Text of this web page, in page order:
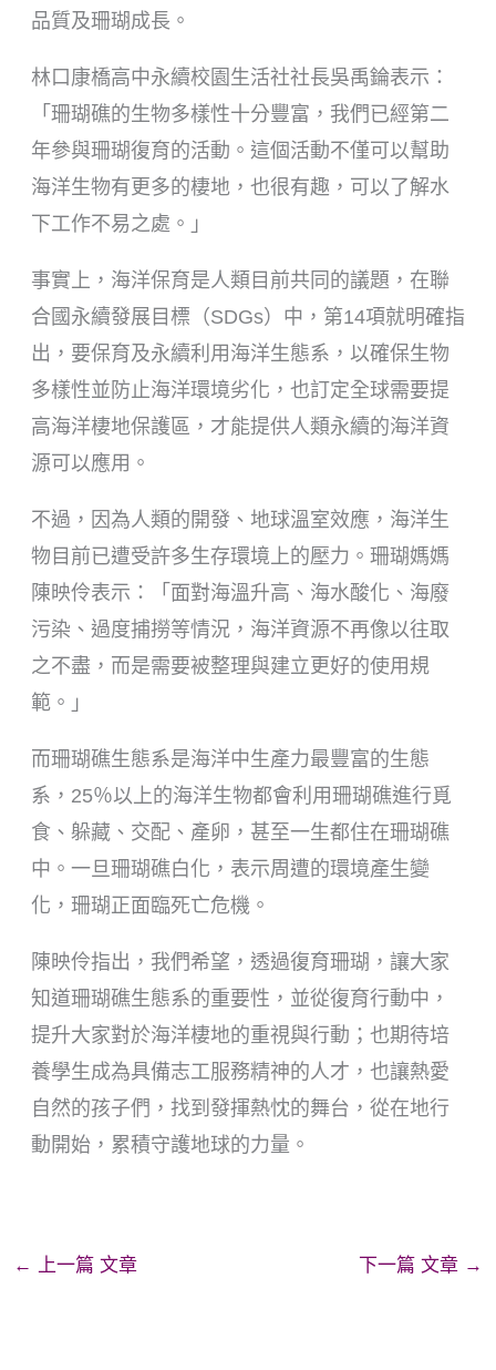
品質及珊瑚成長。
林口康橋高中永續校園生活社社長吳禹錀表示：
「珊瑚礁的生物多樣性十分豐富，我們已經第二
年參與珊瑚復育的活動。這個活動不僅可以幫助
海洋生物有更多的棲地，也很有趣，可以了解水
下工作不易之處。」
事實上，海洋保育是人類目前共同的議題，在聯
合國永續發展目標（SDGs）中，第14項就明確指
出，要保育及永續利用海洋生態系，以確保生物
多樣性並防止海洋環境劣化，也訂定全球需要提
高海洋棲地保護區，才能提供人類永續的海洋資
源可以應用。
不過，因為人類的開發、地球溫室效應，海洋生
物目前已遭受許多生存環境上的壓力。珊瑚媽媽
陳映伶表示：「面對海溫升高、海水酸化、海廢
污染、過度捕撈等情況，海洋資源不再像以往取
之不盡，而是需要被整理與建立更好的使用規
範。」
而珊瑚礁生態系是海洋中生產力最豐富的生態
系，25％以上的海洋生物都會利用珊瑚礁進行覓
食、躲藏、交配、產卵，甚至一生都住在珊瑚礁
中。一旦珊瑚礁白化，表示周遭的環境產生變
化，珊瑚正面臨死亡危機。
陳映伶指出，我們希望，透過復育珊瑚，讓大家
知道珊瑚礁生態系的重要性，並從復育行動中，
提升大家對於海洋棲地的重視與行動；也期待培
養學生成為具備志工服務精神的人才，也讓熱愛
自然的孩子們，找到發揮熱忱的舞台，從在地行
動開始，累積守護地球的力量。
← 上一篇 文章 下一篇 文章 →